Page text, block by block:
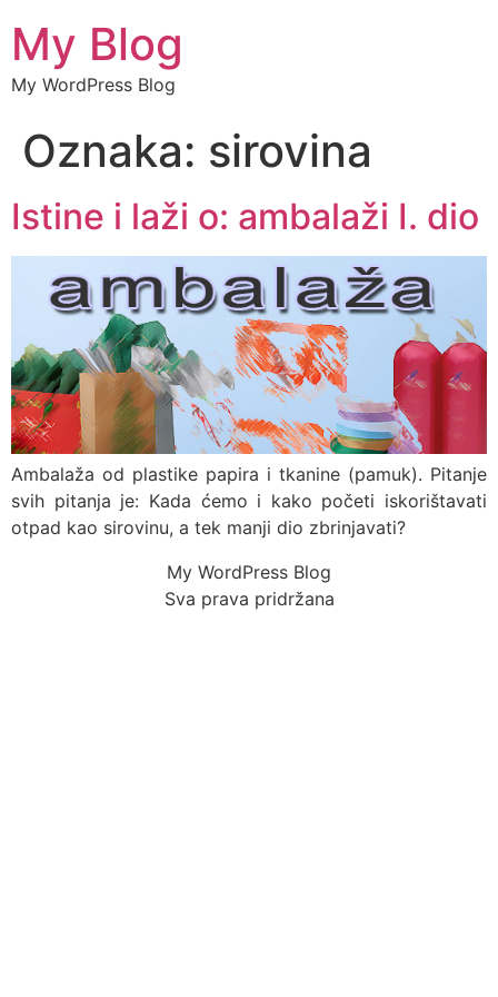
My Blog
My WordPress Blog
Oznaka: sirovina
Istine i laži o: ambalaži I. dio
Ambalaža od plastike papira i tkanine (pamuk). Pitanje
svih pitanja je: Kada ćemo i kako početi iskorištavati
otpad kao sirovinu, a tek manji dio zbrinjavati?
My WordPress Blog
Sva prava pridržana